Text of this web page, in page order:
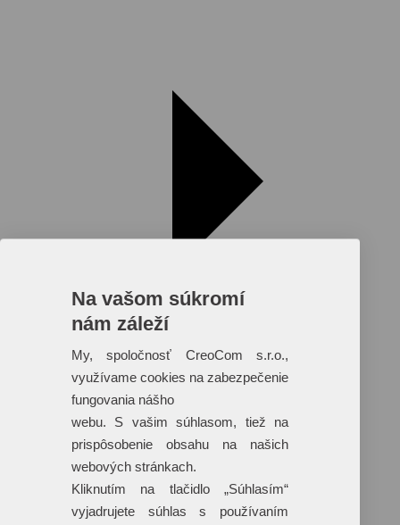
Reklamné predmety s plnofarebnou
potlačou
Dáždniky
Tašky
Hračky
+ 17 ďalších
Na vašom súkromí
nám záleží
My, spoločnosť CreoCom s.r.o.,
využívame cookies na zabezpečenie
fungovania nášho
webu. S vašim súhlasom, tiež na
prispôsobenie obsahu na našich
webových stránkach.
Kliknutím na tlačidlo „Súhlasím“
vyjadrujete súhlas s používaním